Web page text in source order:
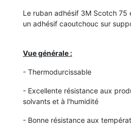
Le ruban adhésif 3M Scotch 75
un adhésif caoutchouc sur
Vue générale :
- Thermodurcissable
- Excellente résistance aux
solvants et à l'humidité
- Bonne résistance aux